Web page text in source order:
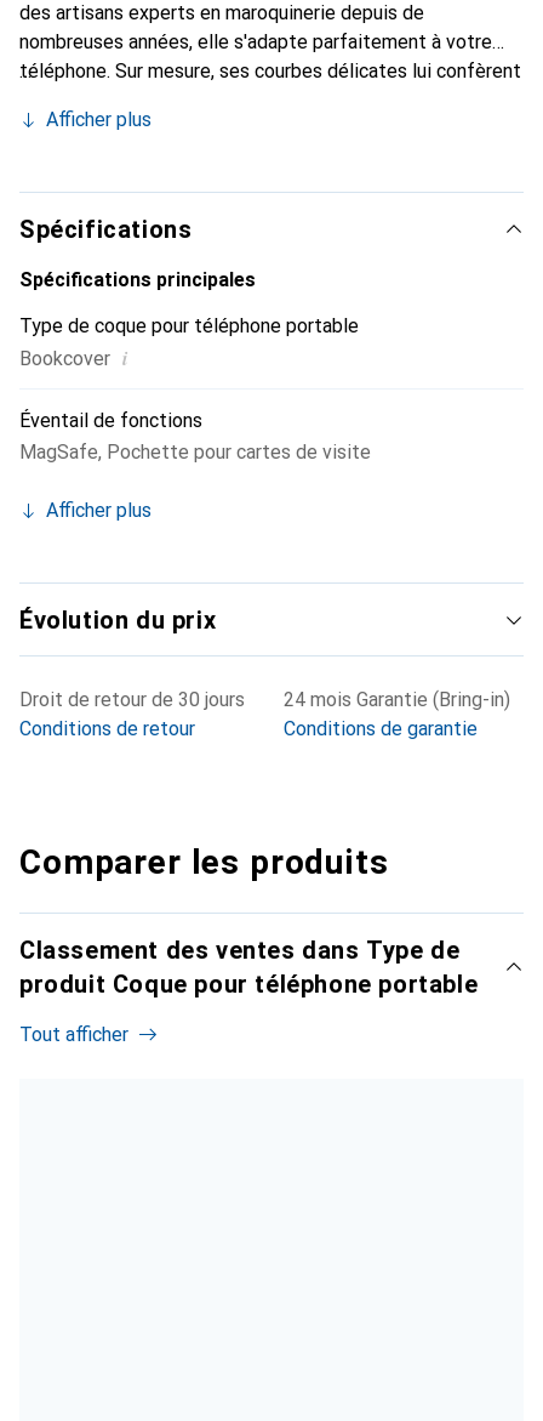
des artisans experts en maroquinerie depuis de
nombreuses années, elle s'adapte parfaitement à votre
téléphone. Sur mesure, ses courbes délicates lui confèrent
et indispensable de votre smartphone. Reconnaître
marque Noreve est un choix sûr pour une clientèle
exigeante.
Afficher plus
Spécifications
Spécifications principales
Type de coque pour téléphone portable
Bookcover i
Éventail de fonctions
MagSafe, Pochette pour cartes de visite
Afficher plus
Évolution du prix
Droit de retour de 30 jours
Conditions de retour
24 mois Garantie (Bring-in)
Conditions de garantie
Comparer les produits
Classement des ventes dans Type de
produit Coque pour téléphone portable
Tout afficher